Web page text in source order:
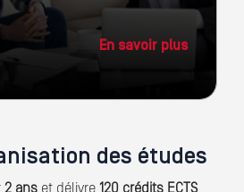
En savoir plus
des études
2 ans et délivre 120 crédits ECTS.